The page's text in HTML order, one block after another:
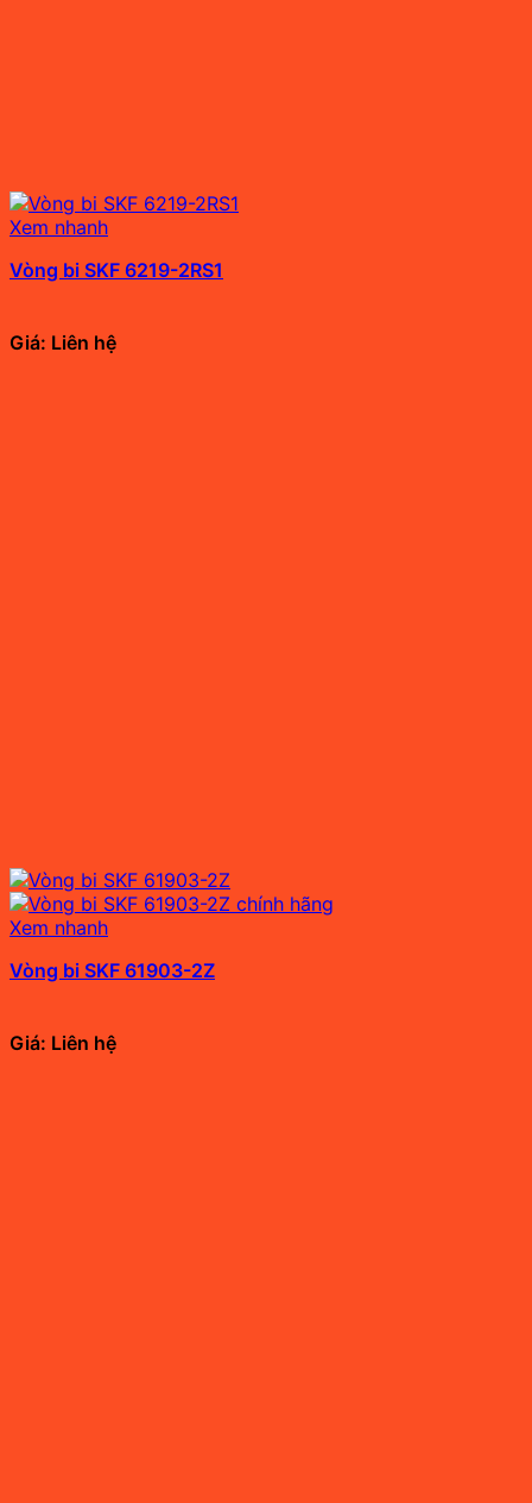
Xem nhanh
Vòng bi SKF 6219-2RS1
Giá: Liên hệ
Xem nhanh
Vòng bi SKF 61903-2Z
Giá: Liên hệ